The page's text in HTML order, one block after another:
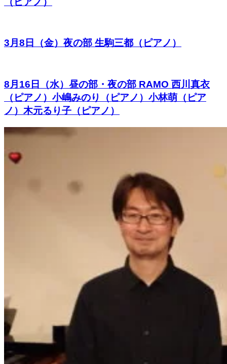
3月8日（金）夜の部 生駒三都（ピアノ）
8月16日（水）昼の部・夜の部 RAMO 西川真衣
（ピアノ）小嶋みのり（ピアノ）小林萌（ピア
ノ）木元るり子（ピアノ）